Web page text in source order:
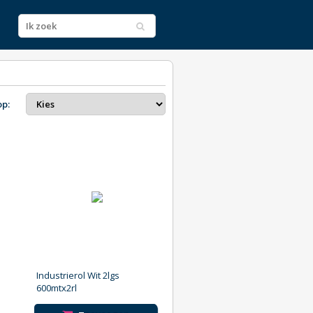
Industrierol Wit 2lgs
600mtx2rl